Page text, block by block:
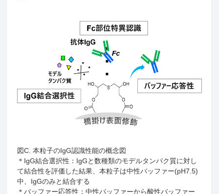
図C. 本粒子のIgG認識性能の概念図
＊ IgG結合選択性： IgGと数種類のモデルタンパク質に対し
て結合性を評価した結果、本粒子は中性バッファー(pH7.5)
中、 IgGのみと結合する
＊バッファー応答性：中性バッファーから酸性バッファー